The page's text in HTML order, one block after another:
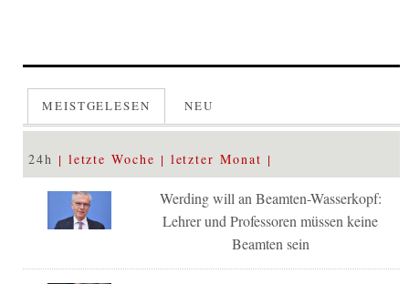
MEISTGELESEN NEU
24h letzte Woche letzter Monat
Werding will an Beamten-Wasserkopf:
Lehrer und Professoren müssen keine
Beamten sein